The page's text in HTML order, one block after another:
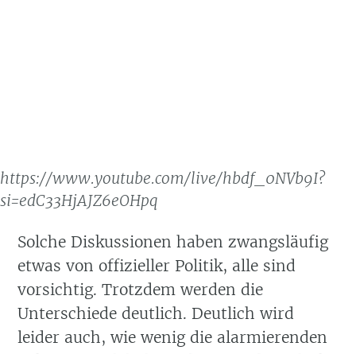
https://www.youtube.com/live/hbdf_0NVb9I?
si=edC33HjAJZ6eOHpq
Solche Diskussionen haben zwangsläufig
etwas von offizieller Politik, alle sind
vorsichtig. Trotzdem werden die
Unterschiede deutlich. Deutlich wird
leider auch, wie wenig die alarmierenden